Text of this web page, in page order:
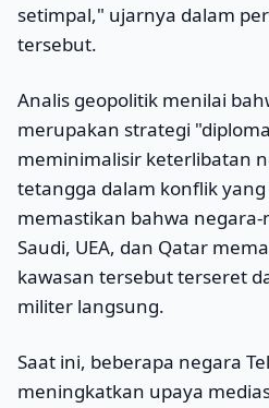
setimpal," ujarnya dalam
tersebut.
Analis geopolitik menilai
merupakan strategi
meminimalisir keterlibatan
tetangga dalam konflik
memastikan bahwa
Saudi, UEA, dan Qatar
kawasan tersebut terseret
militer langsung.
Saat ini, beberapa negara
meningkatkan upaya